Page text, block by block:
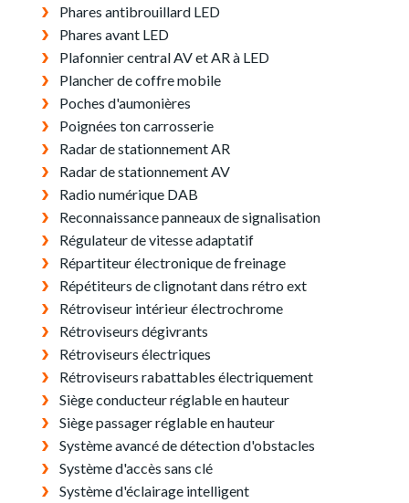
Phares antibrouillard LED
Phares avant LED
Plafonnier central AV et AR à LED
Plancher de coffre mobile
Poches d'aumonières
Poignées ton carrosserie
Radar de stationnement AR
Radar de stationnement AV
Radio numérique DAB
Reconnaissance panneaux de signalisation
Régulateur de vitesse adaptatif
Répartiteur électronique de freinage
Répétiteurs de clignotant dans rétro ext
Rétroviseur intérieur électrochrome
Rétroviseurs dégivrants
Rétroviseurs électriques
Rétroviseurs rabattables électriquement
Siège conducteur réglable en hauteur
Siège passager réglable en hauteur
Système avancé de détection d'obstacles
Système d'accès sans clé
Système d'éclairage intelligent